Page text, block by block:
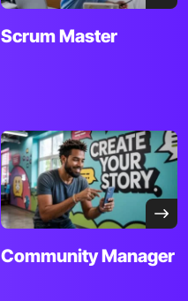
Scrum Master
CommunityManager